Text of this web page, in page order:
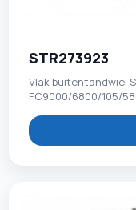
STR273923
Vlak buitentandwiel
FC9000/6800/105/